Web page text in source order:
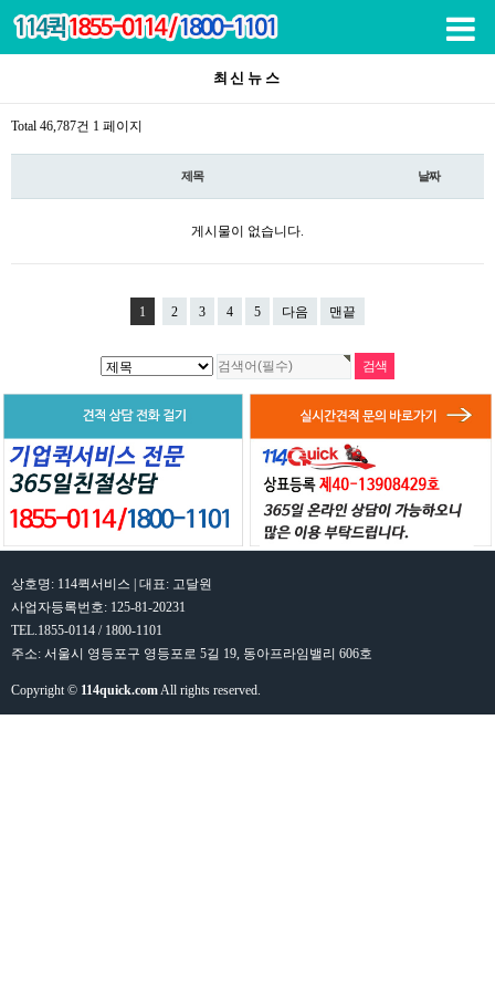
최신뉴스
Total 46,787건 1 페이지
제목 날짜
게시물이 없습니다.
1 2 3 4 5 다음 맨끝
상호명: 114퀵서비스 | 대표: 고달원
사업자등록번호: 125-81-20231
TEL.1855-0114 / 1800-1101
주소: 서울시 영등포구 영등포로 5길 19, 동아프라임밸리 606호
Copyright © 114quick.comAll rights reserved.